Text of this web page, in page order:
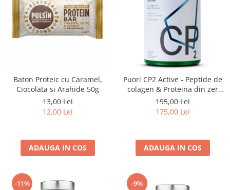
Baton Proteic cu Caramel,
Ciocolata si Arahide 50g
13,00 Lei
12,00 Lei
ADAUGA IN COS
Puori CP2 Active - Peptide de
colagen & Proteina din zer
400g
195,00 Lei
175,00 Lei
ADAUGA IN COS
-11% -9%